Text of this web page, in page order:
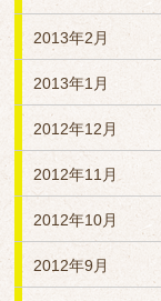
2013年2月
2013年1月
2012年12月
2012年11月
2012年10月
2012年9月